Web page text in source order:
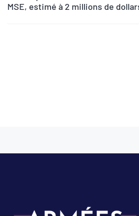
MSE, estimé à 2 millions de